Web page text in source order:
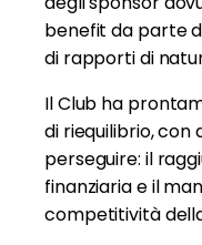
benefit da parte
di rapporti di
Il Club ha
di riequilibrio,
perseguire: il
finanziaria e il
competitività